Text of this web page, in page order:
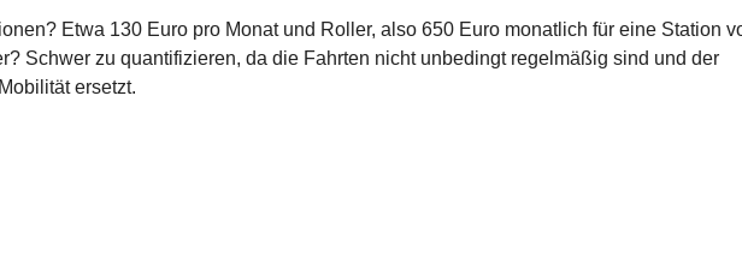
Etwa 130 Euro pro Monat und Roller, also 650 Euro monatlich für eine Station
Schwer zu quantifizieren, da die Fahrten nicht unbedingt regelmäßig sind und der
ersetzt.